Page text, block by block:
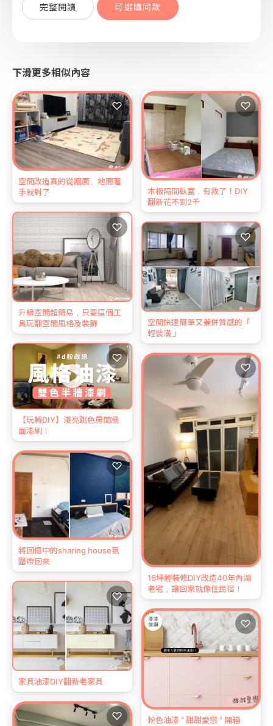
完整閱讀 可選購同款
下滑更多相似內容
空間改造真的從牆面、地面著
手就對了
♡
木板隔間臥室，有救了！DIY
翻新花不到2千
♡
升級空間超簡易，只要這個工
具玩翻空間風格及裝飾
♡
空間快速簡單又兼併質感的「
輕裝潢 」
♡
【玩轉DIY】淺亮跳色房間牆
面漆刷！
♡
16坪輕裝修DIY改造40年內湖
老宅，讓回家就像住民宿！
♡
將回憶中的sharing house氛
圍帶回來
♡
粉色油漆 ” 甜甜愛戀 ” 開箱
♡
家具油漆DIY翻新老家具
♡
♡